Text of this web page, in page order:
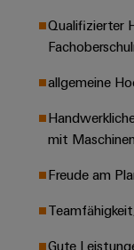
Lösungen
Segmente
der
und
Lösungen
IIoT
Software
Analytics
&
und
Ersatzteile
Trainings
und
Partner
IIoT
and
Partner
Netzwerk
IIoT
and
Aktuelle
Termine
für
Qualifizierter
allgemeine
mit Maschinen
Freude am
Gute